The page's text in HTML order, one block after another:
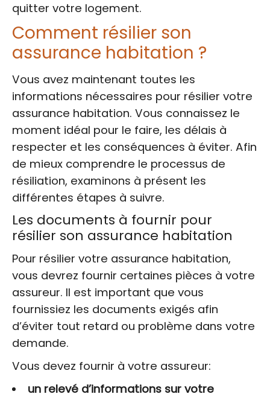
quitter votre logement.
Comment résilier son
assurance habitation ?
Vous avez maintenant toutes les
informations nécessaires pour résilier votre
assurance habitation. Vous connaissez le
moment idéal pour le faire, les délais à
respecter et les conséquences à éviter. Afin
de mieux comprendre le processus de
résiliation, examinons à présent les
différentes étapes à suivre.
Les documents à fournir pour
résilier son assurance habitation
Pour résilier votre assurance habitation,
vous devrez fournir certaines pièces à votre
assureur. Il est important que vous
fournissiez les documents exigés afin
d’éviter tout retard ou problème dans votre
demande.
Vous devez fournir à votre assureur:
un relevé d’informations sur votre